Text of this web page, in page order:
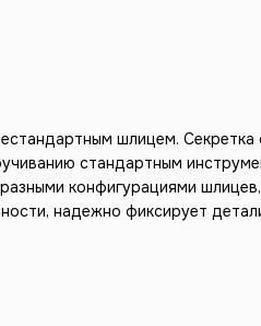
шлицем.
стандартным
конфигурациями
надежно фиксирует